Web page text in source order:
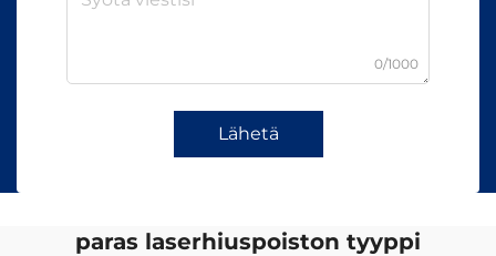
0/1000
Lähetä
paras laserhiuspoiston tyyppi